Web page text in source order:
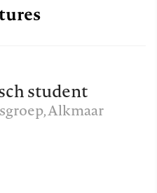
student
, Alkmaar